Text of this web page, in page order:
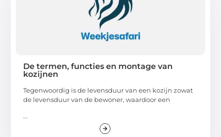
De termen, functies en montage van
kozijnen
Tegenwoordig is de levensduur van een kozijn zowat
de levensduur van de bewoner, waardoor een
...